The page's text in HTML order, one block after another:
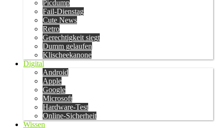
Picdump
Fail-Dienstag
Cute News
Retro
Gerechtigkeit siegt
Dumm gelaufen
Klischeekanone
Digital
Android
Apple
Google
Microsoft
Hardware-Test
Online-Sicherheit
Wissen